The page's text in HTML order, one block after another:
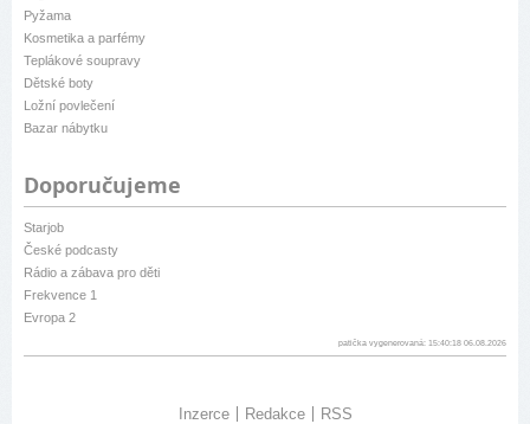
Pyžama
Kosmetika a parfémy
Teplákové soupravy
Dětské boty
Ložní povlečení
Bazar nábytku
Doporučujeme
Starjob
České podcasty
Rádio a zábava pro děti
Frekvence 1
Evropa 2
patička vygenerovaná: 15:40:18 06.08.2026
Inzerce Redakce RSS